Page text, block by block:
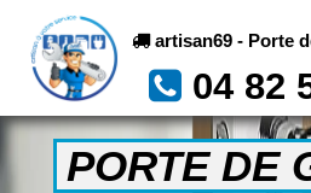
artisan69 - Porte
04 82
PORTE DE